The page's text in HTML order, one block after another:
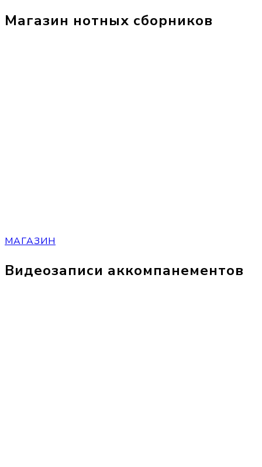
Магазин нотных сборников
МАГАЗИН
Видеозаписи аккомпанементов